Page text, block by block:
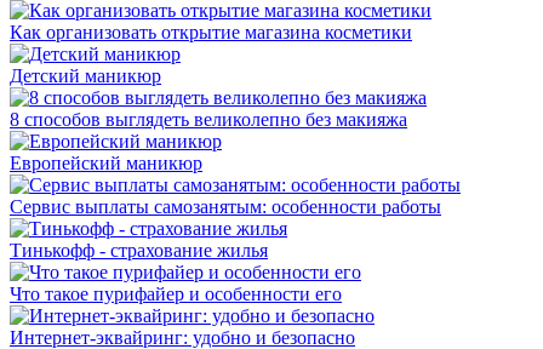
Как организовать открытие магазина косметики
Детский маникюр
8 способов выглядеть великолепно без макияжа
Европейский маникюр
Сервис выплаты самозанятым: особенности работы
Тинькофф - страхование жилья
Что такое пурифайер и особенности его
Интернет-эквайринг: удобно и безопасно